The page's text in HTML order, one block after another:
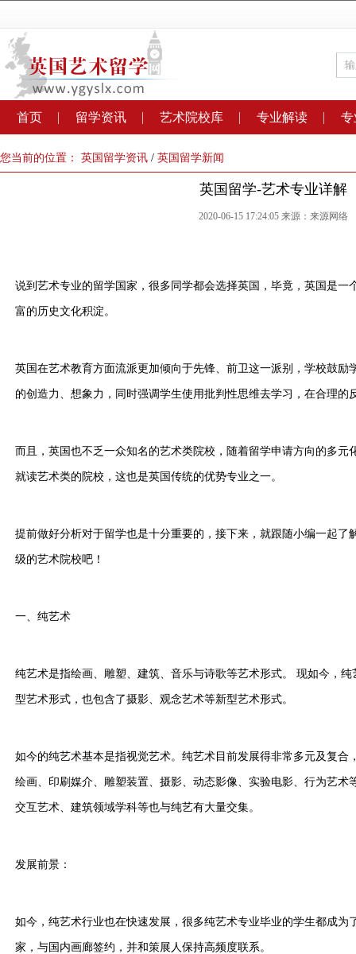
首页 留学资讯 艺术院校库 专业解读 专
您当前的位置： 英国留学资讯 / 英国留学新闻
英国留学-艺术专业详解
2020-06-15 17:24:05 来源：来源网络
说到艺术专业的留学国家，很多同学都会选择英国，毕竟，英国是一
富的历史文化积淀。
英国在艺术教育方面流派更加倾向于先锋、前卫这一派别，学校鼓励
的创造力、想象力，同时强调学生使用批判性思维去学习，在合理的
而且，英国也不乏一众知名的艺术类院校，随着留学申请方向的多元
就读艺术类的院校，这也是英国传统的优势专业之一。
提前做好分析对于留学也是十分重要的，接下来，就跟随小编一起了
级的艺术院校吧！
一、纯艺术
纯艺术是指绘画、雕塑、建筑、音乐与诗歌等艺术形式。 现如今，
型艺术形式，也包含了摄影、观念艺术等新型艺术形式。
如今的纯艺术基本是指视觉艺术。纯艺术目前发展得非常多元及复合
绘画、印刷媒介、雕塑装置、摄影、动态影像、实验电影、行为艺术
交互艺术、建筑领域学科等也与纯艺有大量交集。
发展前景：
如今，纯艺术行业也在快速发展，很多纯艺术专业毕业的学生都成为
家，与国内画廊签约，并和策展人保持高频度联系。